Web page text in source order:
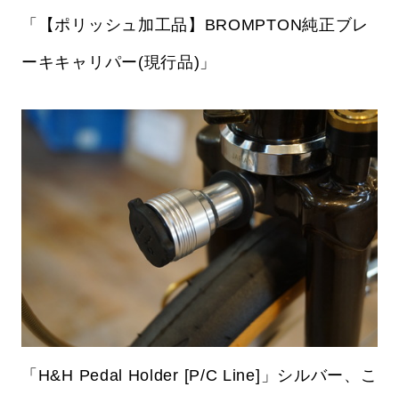
「【ポリッシュ加工品】BROMPTON純正ブレ
ーキキャリパー(現行品)」
「H&H Pedal Holder [P/C Line]」シルバー、こ